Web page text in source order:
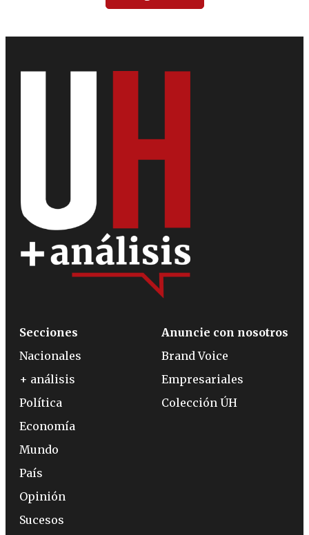
Secciones
Nacionales
+ análisis
Política
Economía
Mundo
País
Opinión
Sucesos
Anuncie con nosotros
Brand Voice
Empresariales
Colección ÚH